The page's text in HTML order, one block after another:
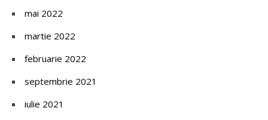
mai 2022
martie 2022
februarie 2022
septembrie 2021
iulie 2021